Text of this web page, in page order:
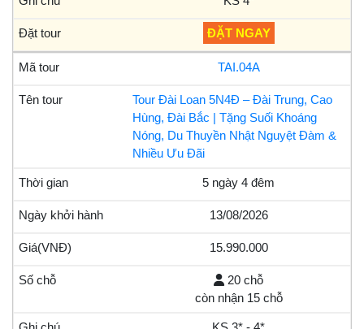
ĐẶT NGAY
TAI.04A
Tour Đài Loan 5N4Đ – Đài Trung, Cao
Hùng, Đài Bắc | Tặng Suối Khoáng
Nóng, Du Thuyền Nhật Nguyệt Đàm &
Nhiều Ưu Đãi
5 ngày 4 đêm
13/08/2026
15.990.000
20 chỗ
còn nhận 15 chỗ